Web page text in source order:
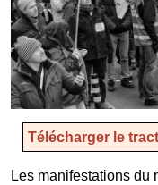
Télécharger le
Les manifestations du